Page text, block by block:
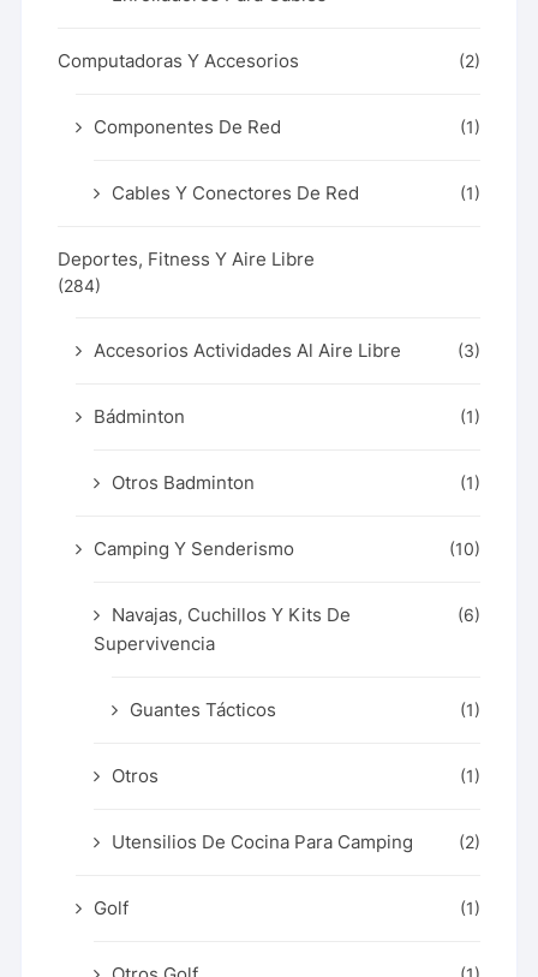
Computadoras Y Accesorios (2)
Componentes De Red (1)
Cables Y Conectores De Red (1)
Deportes, Fitness Y Aire Libre
(284)
Accesorios Actividades Al Aire Libre (3)
Bádminton (1)
Otros Badminton (1)
Camping Y Senderismo (10)
Navajas, Cuchillos Y Kits De
Supervivencia
(6)
Guantes Tácticos (1)
Otros (1)
Utensilios De Cocina Para Camping (2)
Golf (1)